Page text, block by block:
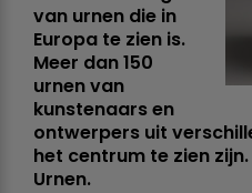
van urnen die in
Europa te zien is.
Meer dan 150
urnen van
kunstenaars en
ontwerpers uit
het centrum te zien
Urnen.